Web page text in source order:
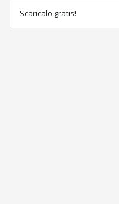
Scaricalo gratis!